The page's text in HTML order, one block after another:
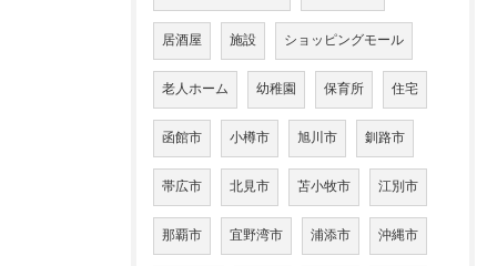
居酒屋 施設 ショッピングモール
老人ホーム 幼稚園 保育所 住宅
函館市 小樽市 旭川市 釧路市
帯広市 北見市 苫小牧市 江別市
那覇市 宜野湾市 浦添市 沖縄市